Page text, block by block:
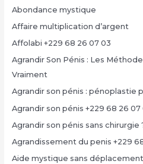
Abondance mystique
Affaire multiplication d’argent
Affolabi +229 68 26 07 03
Agrandir Son Pénis : Les
Vraiment
Agrandir son pénis : pénoplastie
Agrandir son pénis +229 68 26 07
Agrandir son pénis sans chirurgie
Agrandissement du penis +229
Aide mystique sans